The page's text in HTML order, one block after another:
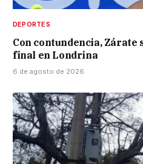
DEPORTES
Con contundencia, Zárate
final en Londrina
6 de agosto de 2026